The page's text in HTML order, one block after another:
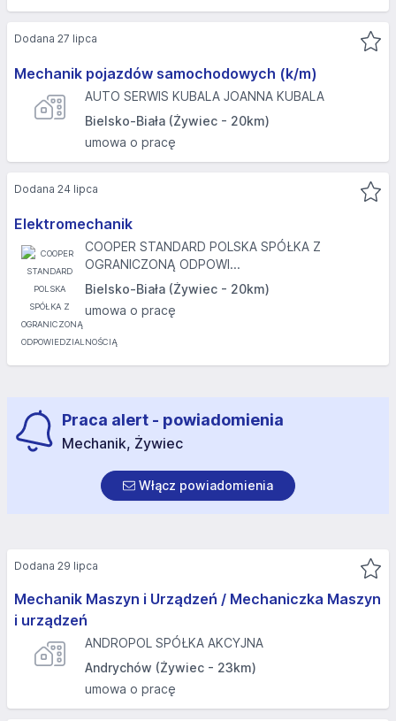
Mechanik pojazdów samochodowych (k/m)
AUTO SERWIS KUBALA JOANNA KUBALA
Bielsko-Biała (Żywiec - 20km)
umowa o pracę
Dodana 27 lipca
Elektromechanik
COOPER STANDARD POLSKA SPÓŁKA Z
OGRANICZONĄ ODPOWI...
Bielsko-Biała (Żywiec - 20km)
umowa o pracę
Dodana 24 lipca
Praca alert - powiadomienia
Mechanik, Żywiec
Włącz powiadomienia
Mechanik Maszyn i Urządzeń / Mechaniczka Maszyn
i urządzeń
ANDROPOL SPÓŁKA AKCYJNA
Andrychów (Żywiec - 23km)
umowa o pracę
Dodana 29 lipca